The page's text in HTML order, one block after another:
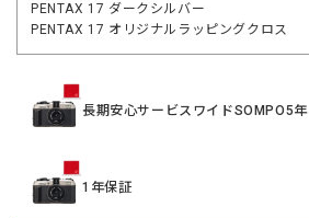
PENTAX 17 ダークシルバー
PENTAX 17 オリジナルラッピングクロス
長期安心サービスワイドSOMPO5年
1年保証